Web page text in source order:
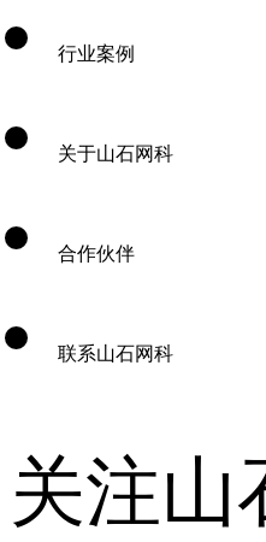
行业案例
关于山石网科
合作伙伴
联系山石网科
关注山